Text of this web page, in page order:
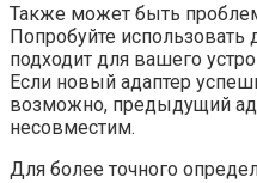
Также может быть
Попробуйте использовать
подходит для вашего
Если новый адаптер
возможно, предыдущий
несовместим.
Для более точного